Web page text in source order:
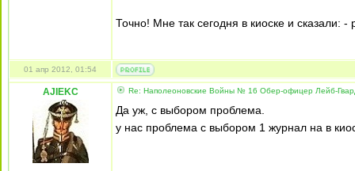
Точно! Мне так сегодня в киоске и
01 апр 2012, 01:54
AJIEKC Re: Наполеоновские Войны № 16 Обер-офицер Лейб-
Да уж, с выбором проблема.
у нас проблема с выбором 1 журнал на в